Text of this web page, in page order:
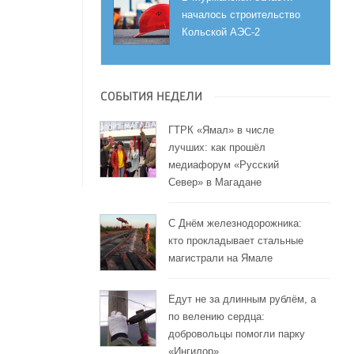
началось строительство
Кольской АЭС-2
СОБЫТИЯ НЕДЕЛИ
ГТРК «Ямал» в числе
лучших: как прошёл
медиафорум «Русский
Север» в Магадане
С Днём железнодорожника:
кто прокладывает стальные
магистрали на Ямале
Едут не за длинным рублём, а
по велению сердца:
добровольцы помогли парку
«Ингилор»